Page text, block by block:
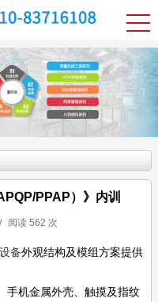
PPAP）》内训
/ 阅读 562 次
备外观结构及模组方案提供
手机金属外壳、触摸及指纹